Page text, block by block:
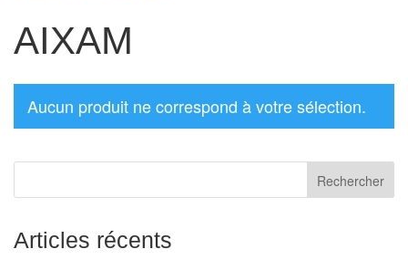
AIXAM
Aucun produit ne correspond à votre sélection.
Articles récents